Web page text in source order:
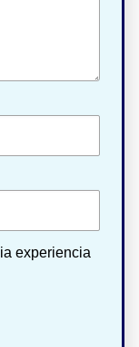
experiencia